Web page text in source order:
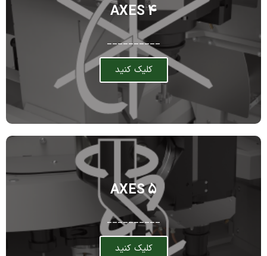
4 AXES
__________
کلیک کنید
5 AXES
__________
کلیک کنید